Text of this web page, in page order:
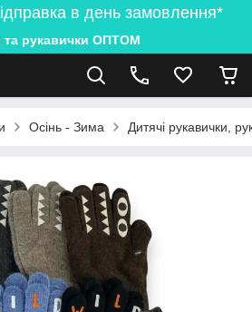
в день замовлення*
та рукавички ОПТОМ
Осінь - Зима Дитячі рукавички,